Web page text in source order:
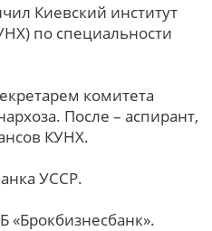
Киевский институт
по специальности
комитета
После – аспирант,
КУНХ.
УССР.
«Брокбизнесбанк».